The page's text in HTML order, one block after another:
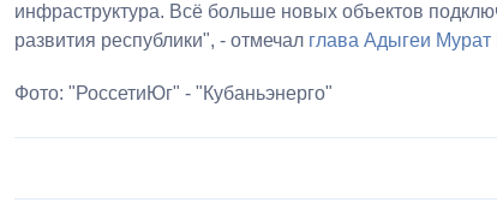
инфраструктура. Всё больше новых объектов
развития республики", - отмечал глава Адыгеи Мурат
Фото: "РоссетиЮг" - "Кубаньэнерго"